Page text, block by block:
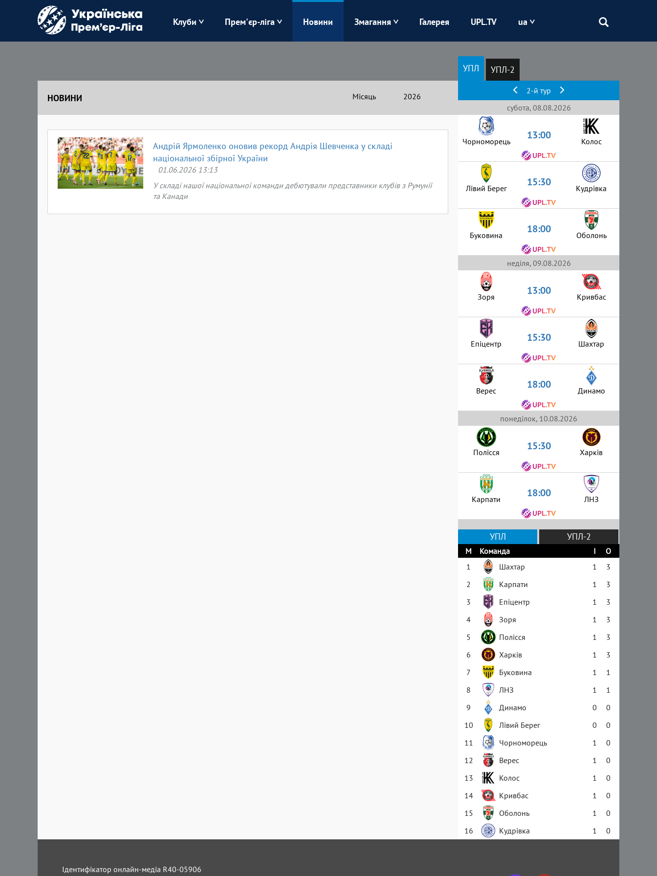
Клуби
Зоря Карпати Колос Кривбас
Оболонь
Полісся
Прем'єр-ліга Новини Змагання Галерея UPL.TV ua
НОВИНИ Місяць 2026
Андрій Ярмоленко оновив рекорд Андрія Шевченка у складі
національної збірної України
01.06.2026 13:13
У складі нашої національної команди дебютували представники клубів з Румунії
та Канади
УПЛ УПЛ-2
2-й тур
субота, 08.08.2026
Чорноморець 13:00 Колос
Лівий Берег 15:30 Кудрівка
Буковина 18:00 Оболонь
неділя, 09.08.2026
Зоря 13:00 Кривбас
Епіцентр 15:30 Шахтар
Верес 18:00 Динамо
понеділок, 10.08.2026
Полісся 15:30 Харків
Карпати 18:00 ЛНЗ
УПЛ УПЛ-2
М Команда І
О
1
Шахтар 1
3
2
Карпати 1
3
3
Епіцентр 1
3
4
Зоря 1
3
5
Полісся 1
3
6
Харків 1
3
7
Буковина 1
1
8
ЛНЗ 1
1
9
Динамо 0
0
10
Лівий Берег 0
0
11
Чорноморець 1
0
12
Верес 1
0
13
Колос 1
0
14
Кривбас 1
0
15
Оболонь 1
0
16
Кудрівка 1 0
Ідентифікатор онлайн-медіа R40-05906